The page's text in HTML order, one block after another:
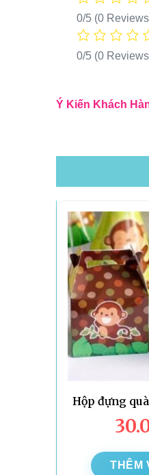
0/5 (0
0/5 (0
Ý Kiến Khách
Hộp đựng
THÊM